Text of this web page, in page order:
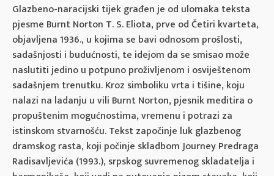
Glazbeno-naracijski tijek građen je od ulomaka teksta
pjesme Burnt Norton T. S. Eliota, prve od Četiri kvarteta,
objavljena 1936., u kojima se bavi odnosom prošlosti,
sadašnjosti i budućnosti, te idejom da se smisao može
naslutiti jedino u potpuno proživljenom i osviještenom
sadašnjem trenutku. Kroz simboliku vrta i tišine, koju
nalazi na ladanju u vili Burnt Norton, pjesnik meditira o
propuštenim mogućnostima, vremenu i potrazi za
istinskom stvarnošću. Tekst započinje luk glazbenog
dramskog rasta, koji počinje skladbom Journey Predraga
Radisavljevića (1993.), srpskog suvremenog skladatelja i